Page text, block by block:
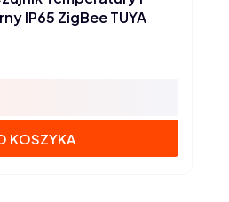
IP65 ZigBee TUYA
KOSZYKA